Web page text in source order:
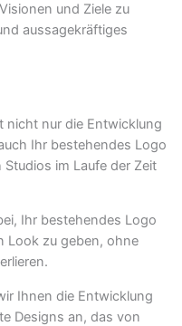
und Ziele zu
aussagekräftiges
nicht nur die Entwicklung
Ihr bestehendes Logo
im Laufe der Zeit
Ihr bestehendes Logo
Look zu geben, ohne
Ihnen die Entwicklung
Designs an, das von